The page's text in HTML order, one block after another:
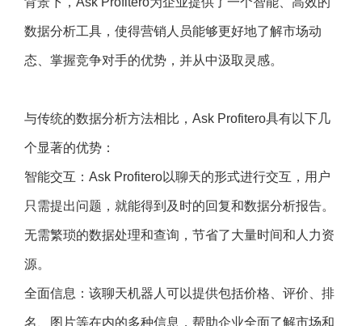
数据分析工具，使得营销人员能够更好地了解市场动
态、掌握竞争对手的优势，并从中汲取灵感。
与传统的数据分析方法相比，Ask Profitero具有以下几
个显著的优势：
智能交互：Ask Profitero以聊天的形式进行交互，用户
只需提出问题，就能得到及时的回复和数据分析报告。
无需繁琐的数据处理和查询，节省了大量时间和人力资
源。
全面信息：该聊天机器人可以提供包括价格、评价、排
名、图片等在内的多种信息，帮助企业全面了解市场和